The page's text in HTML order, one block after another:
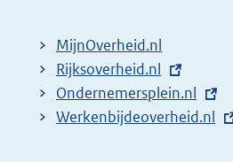
l
i
n
k
MijnOverheid.nl
E
x
t
Rijksoverheid.nl
E
x
Ondernemersplein.nl
E
Werkenbijdeoverheid.nl